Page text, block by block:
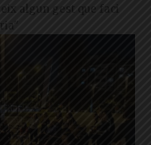
algun gest que faci